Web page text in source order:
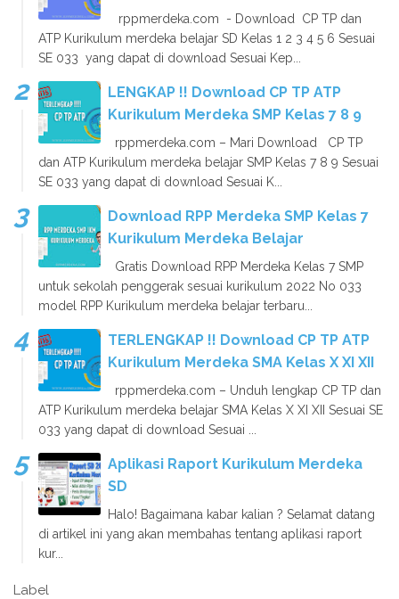
rppmerdeka.com - Download CP TP dan
ATP Kurikulum merdeka belajar SD Kelas 1 2 3 4 5 6 Sesuai
SE 033 yang dapat di download Sesuai Kep...
LENGKAP !! Download CP TP ATP
Kurikulum Merdeka SMP Kelas 7 8 9
rppmerdeka.com – Mari Download CP TP
dan ATP Kurikulum merdeka belajar SMP Kelas 7 8 9 Sesuai
SE 033 yang dapat di download Sesuai K...
Download RPP Merdeka SMP Kelas 7
Kurikulum Merdeka Belajar
Gratis Download RPP Merdeka Kelas 7 SMP
untuk sekolah penggerak sesuai kurikulum 2022 No 033
model RPP Kurikulum merdeka belajar terbaru...
TERLENGKAP !! Download CP TP ATP
Kurikulum Merdeka SMA Kelas X XI XII
rppmerdeka.com – Unduh lengkap CP TP dan
ATP Kurikulum merdeka belajar SMA Kelas X XI XII Sesuai SE
033 yang dapat di download Sesuai ...
Aplikasi Raport Kurikulum Merdeka
SD
Halo! Bagaimana kabar kalian ? Selamat datang
di artikel ini yang akan membahas tentang aplikasi raport
kur...
Label